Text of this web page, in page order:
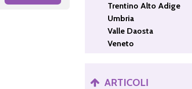
Trentino Alto Adige
Umbria
Valle Daosta
Veneto
ARTICOLI